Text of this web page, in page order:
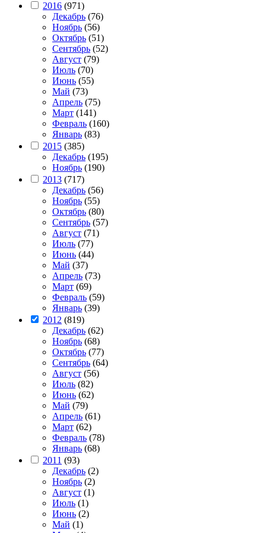
2016 (971)
Декабрь (76)
Ноябрь (56)
Октябрь (51)
Сентябрь (52)
Август (79)
Июль (70)
Июнь (55)
Май (73)
Апрель (75)
Март (141)
Февраль (160)
Январь (83)
2015 (385)
Декабрь (195)
Ноябрь (190)
2013 (717)
Декабрь (56)
Ноябрь (55)
Октябрь (80)
Сентябрь (57)
Август (71)
Июль (77)
Июнь (44)
Май (37)
Апрель (73)
Март (69)
Февраль (59)
Январь (39)
2012 (819)
Декабрь (62)
Ноябрь (68)
Октябрь (77)
Сентябрь (64)
Август (56)
Июль (82)
Июнь (62)
Май (79)
Апрель (61)
Март (62)
Февраль (78)
Январь (68)
2011 (93)
Декабрь (2)
Ноябрь (2)
Август (1)
Июль (1)
Июнь (2)
Май (1)